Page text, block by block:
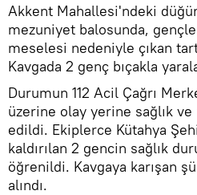
Akkent Mahallesi'ndeki
mezuniyet balosunda,
meselesi nedeniyle çıkan
Kavgada 2 genç bıçakla
Durumun 112 Acil Çağrı
üzerine olay yerine sağlık
edildi. Ekiplerce Kütahya
kaldırılan 2 gencin sağlık
öğrenildi. Kavgaya karışan
alındı.